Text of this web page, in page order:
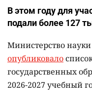
В этом году для
подали более 127
Министерство
опубликовало
государственных
2026-2027 учебный